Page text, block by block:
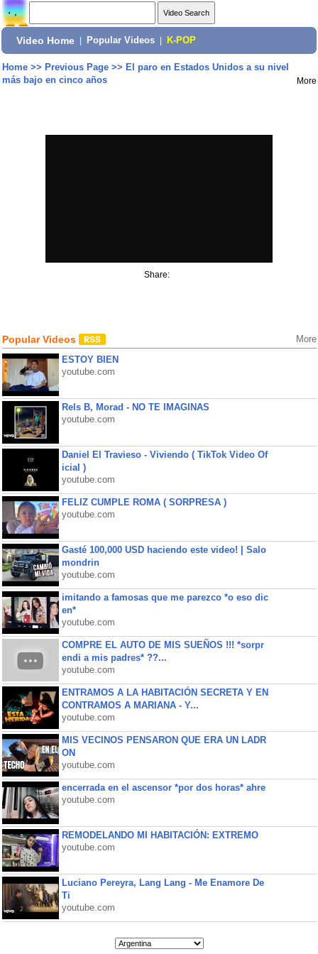
Video Home Popular Videos K-POP
Home>> Previous Page>> El paro en Estados Unidos a su nivel
más bajo en cinco años
More
Share:
Popular Videos More
ESTOY BIEN
youtube.com
Rels B, Morad - NO TE IMAGINAS
youtube.com
Daniel El Travieso - Viviendo ( TikTok Video Of
icial )
youtube.com
FELIZ CUMPLE ROMA ( SORPRESA )
youtube.com
Gasté 100,000 USD haciendo este video! | Salo
mondrin
youtube.com
imitando a famosas que me parezco *o eso dic
en*
youtube.com
COMPRE EL AUTO DE MIS SUEÑOS !!! *sorpr
endi a mis padres* ??...
youtube.com
ENTRAMOS A LA HABITACIÓN SECRETA Y EN
CONTRAMOS A MARIANA - Y...
youtube.com
MIS VECINOS PENSARON QUE ERA UN LADR
ON
youtube.com
encerrada en el ascensor *por dos horas* ahre
youtube.com
REMODELANDO MI HABITACIÓN: EXTREMO
youtube.com
Luciano Pereyra, Lang Lang - Me Enamore De
Ti
youtube.com